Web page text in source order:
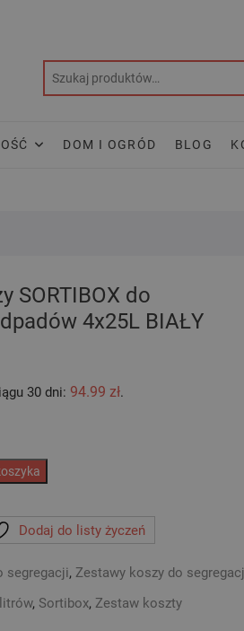
DOM I OGRÓD BLOG
SORTIBOX do
4x25L BIAŁY
zł.
30 dni: 94.99 zł.
Dodaj do listy życzeń
segregacji, Zestawy koszy do
, Sortibox, Zestaw koszty